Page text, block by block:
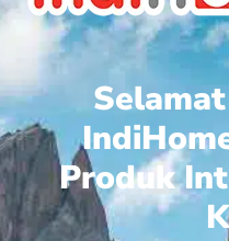
Produk